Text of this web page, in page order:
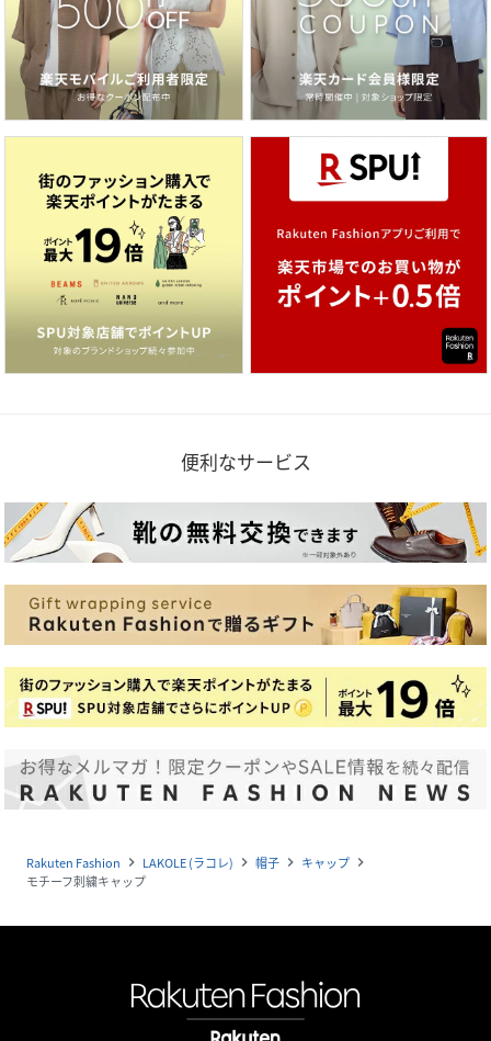
便利なサービス
Rakuten Fashion navigate_next LAKOLE (ラコレ) navigate_next 帽子 navigate_next キャップ navigate_next
モチーフ刺繍キャップ